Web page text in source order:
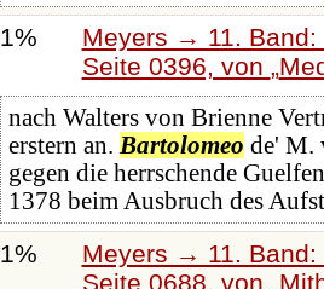
1%
Meyers → 11.
Seite 0396, von
nach Walters von Brienne
erstern an. Bartolomeo de' M.
gegen die herrschende
1378 beim Ausbruch des
1%
Meyers → 11.
Seite 0688, von